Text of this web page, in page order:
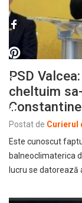
PSD
cheltuim
Postat de Curierul
Este cunoscut
balneoclimaterica
lucru se